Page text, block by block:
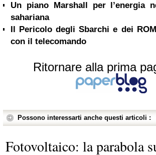
Un piano Marshall per l’energia
sahariana
Il Pericolo degli Sbarchi e dei
con il telecomando
Ritornare alla prima
Possono interessarti anche questi articoli :
Fotovoltaico: la parabola